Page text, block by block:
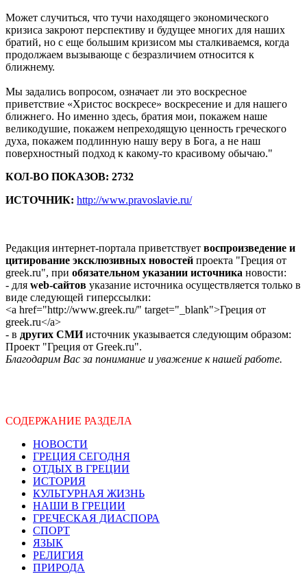
Может случиться, что тучи находящего экономического
кризиса закроют перспективу и будущее многих для наших
братий, но с еще большим кризисом мы сталкиваемся, когда
продолжаем вызывающе с безразличием относится к
ближнему.
Мы задались вопросом, означает ли это воскресное
приветствие «Христос воскресе» воскресение и для нашего
ближнего. Но именно здесь, братия мои, покажем наше
великодушие, покажем непреходящую ценность греческого
духа, покажем подлинную нашу веру в Бога, а не наш
поверхностный подход к какому-то красивому обычаю."
КОЛ-ВО ПОКАЗОВ: 2732
ИСТОЧНИК: http://www.pravoslavie.ru/
Редакция интернет-портала приветствует воспроизведение и
цитирование эксклюзивных новостей проекта "Греция от
greek.ru", при обязательном указании источника новости:
- для web-сайтов указание источника осуществляется только в
виде следующей гиперссылки:
<a href="http://www.greek.ru/" target="_blank">Греция от
greek.ru</a>
- в других СМИисточник указывается следующим образом:
Проект "Греция от Greek.ru".
Благодарим Вас за понимание и уважение к нашей работе.
СОДЕРЖАНИЕ РАЗДЕЛА
НОВОСТИ
ГРЕЦИЯ СЕГОДНЯ
ОТДЫХ В ГРЕЦИИ
ИСТОРИЯ
КУЛЬТУРНАЯ ЖИЗНЬ
НАШИ В ГРЕЦИИ
ГРЕЧЕСКАЯ ДИАСПОРА
СПОРТ
ЯЗЫК
РЕЛИГИЯ
ПРИРОДА